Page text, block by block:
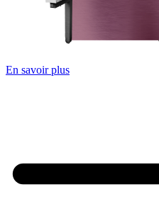
En savoir plus